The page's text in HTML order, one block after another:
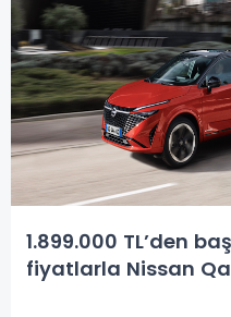
1.899.000 TL’den
fiyatlarla Nissan